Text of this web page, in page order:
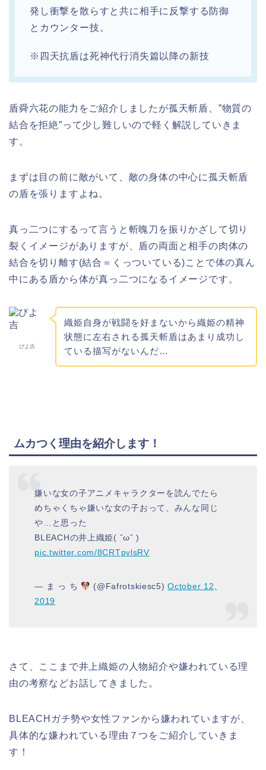
発し衝撃を散らすと共に相手に反撃する防御
とカウンター技。
※四天抗盾は死神代行消失篇以降の新技
盾舜六花の能力をご紹介しましたが孤天斬盾、”物質の
結合を拒絶”って少し難しいので軽く解説していきま
す。
まずは目の前に敵がいて、敵の身体の中心に孤天斬盾
の盾を張りますよね。
真っ二つにするって言うと斬魄刀を振りかざして切り
裂くイメージがありますが、盾の両面と相手の肉体の
結合を切り離す(結合＝くっついている)ことで体の真ん
中にある盾から体が真っ二つになるイメージです。
ぴよ吉
織姫自身が戦闘を好まないから織姫の精神
状態に左右される孤天斬盾はあまり成功し
ている描写がないんだ…
ムカつく理由を紹介します！
嫌いな女の子アニメキャラクターを読んでたら
めちゃくちゃ嫌いな女の子おって、みんな同じ
や…と思った
BLEACHの井上織姫( ˇωˇ )
pic.twitter.com/8CRTpvlsRV
— ま っ ち (@Fafrotskiesc5)October 12,
2019
さて、ここまで井上織姫の人物紹介や嫌われている理
由の考察などお話してきました。
BLEACHガチ勢や女性ファンから嫌われていますが、
具体的な嫌われている理由７つをご紹介していきま
す！